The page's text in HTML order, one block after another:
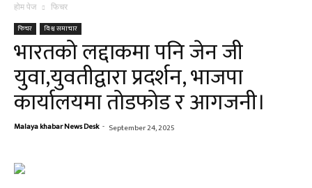
होम पेज फिचर
फिचर विश्व समाचार
भारतको लद्दाकमा पनि जेन जी
युवा,युवतीद्वारा प्रदर्शन, भाजपा
कार्यालयमा तोडफोड र आगजनी।
Malaya khabar News Desk - September 24, 2025